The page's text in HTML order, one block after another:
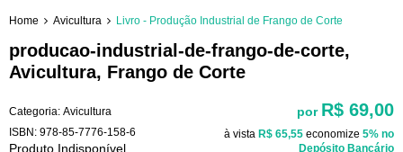
Home Avicultura Livro - Produção Industrial de Frango de Corte
producao-industrial-de-frango-de-corte,
Avicultura, Frango de Corte
Categoria: Avicultura
ISBN: 978-85-7776-158-6
Produto Indisponível
por R$ 69,00
à vista R$ 65,55 economize 5% no
Depósito Bancário